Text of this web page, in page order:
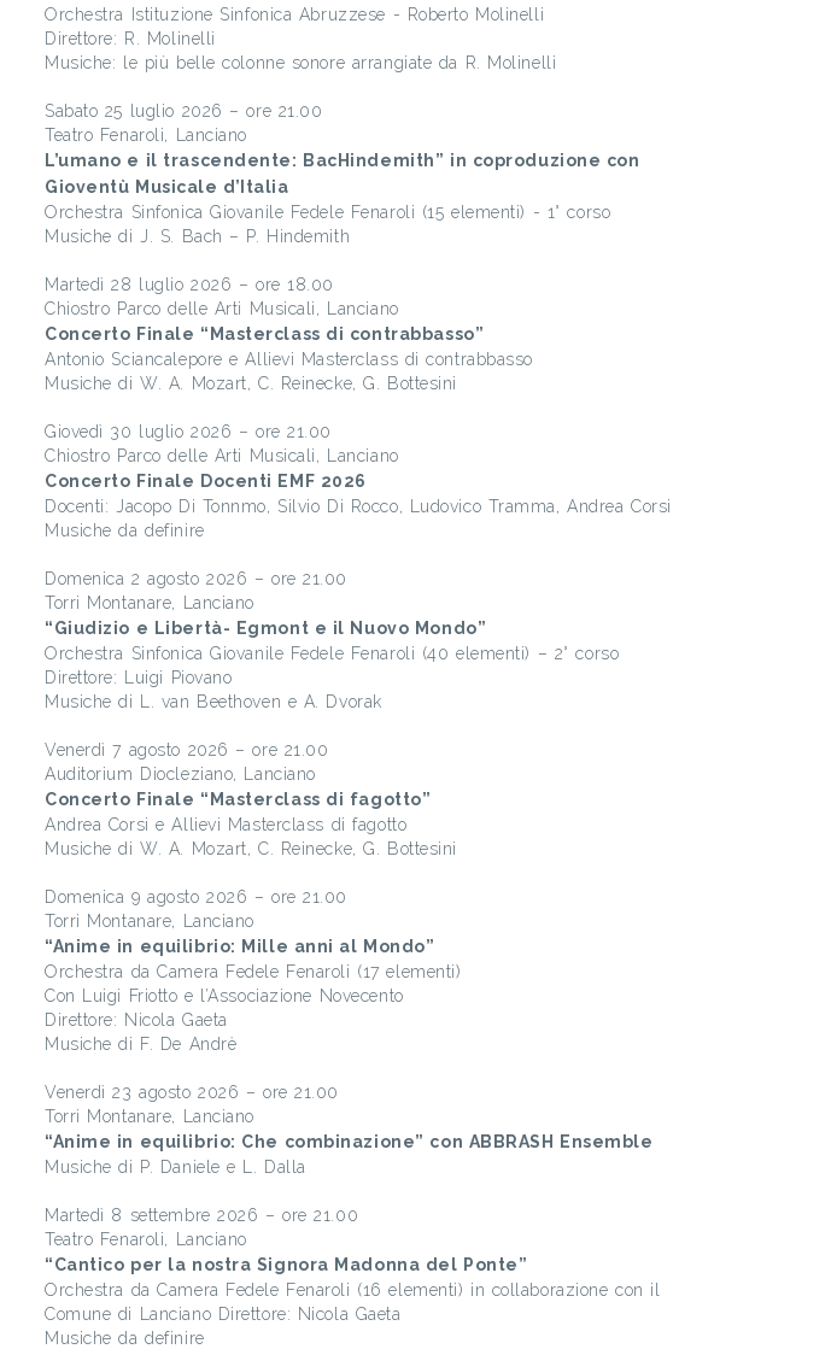
Orchestra Istituzione Sinfonica Abruzzese - Roberto Molinelli
Direttore: R. Molinelli
Musiche: le più belle colonne sonore arrangiate da R. Molinelli
Sabato 25 luglio 2026 – ore 21.00
Teatro Fenaroli, Lanciano
L’umano e il trascendente: BacHindemith” in coproduzione con
Gioventù Musicale d’Italia
Orchestra Sinfonica Giovanile Fedele Fenaroli (15 elementi) - 1° corso
Musiche di J. S. Bach – P. Hindemith
Martedì 28 luglio 2026 – ore 18.00
Chiostro Parco delle Arti Musicali, Lanciano
Concerto Finale “Masterclass di contrabbasso”
Antonio Sciancalepore e Allievi Masterclass di contrabbasso
Musiche di W. A. Mozart, C. Reinecke, G. Bottesini
Giovedì 30 luglio 2026 – ore 21.00
Chiostro Parco delle Arti Musicali, Lanciano
Concerto Finale Docenti EMF 2026
Docenti: Jacopo Di Tonnmo, Silvio Di Rocco, Ludovico Tramma, Andrea Corsi
Musiche da definire
Domenica 2 agosto 2026 – ore 21.00
Torri Montanare, Lanciano
“Giudizio e Libertà- Egmont e il Nuovo Mondo”
Orchestra Sinfonica Giovanile Fedele Fenaroli (40 elementi) – 2° corso
Direttore: Luigi Piovano
Musiche di L. van Beethoven e A. Dvorak
Venerdì 7 agosto 2026 – ore 21.00
Auditorium Diocleziano, Lanciano
Concerto Finale “Masterclass di fagotto”
Andrea Corsi e Allievi Masterclass di fagotto
Musiche di W. A. Mozart, C. Reinecke, G. Bottesini
Domenica 9 agosto 2026 – ore 21.00
Torri Montanare, Lanciano
“Anime in equilibrio: Mille anni al Mondo”
Orchestra da Camera Fedele Fenaroli (17 elementi)
Con Luigi Friotto e l’Associazione Novecento
Direttore: Nicola Gaeta
Musiche di F. De Andrè
Venerdì 23 agosto 2026 – ore 21.00
Torri Montanare, Lanciano
“Anime in equilibrio: Che combinazione” con ABBRASH Ensemble
Musiche di P. Daniele e L. Dalla
Martedì 8 settembre 2026 – ore 21.00
Teatro Fenaroli, Lanciano
“Cantico per la nostra Signora Madonna del Ponte”
Orchestra da Camera Fedele Fenaroli (16 elementi) in collaborazione con il
Comune di Lanciano Direttore: Nicola Gaeta
Musiche da definire